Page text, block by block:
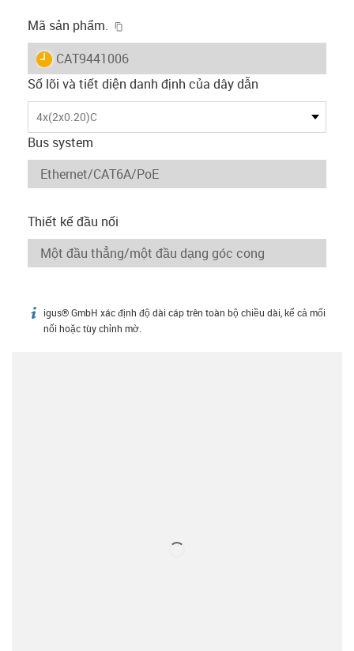
Mã sản phẩm.
igus-icon-lieferzeit
CAT9441006
Số lõi và tiết diện danh định của dây dẫn
4x(2x0.20)C
Bus system
Thiết kế đầu nối
igus-icon-info
igus® GmbH xác định độ dài cáp trên toàn bộ chiều dài, kể cả mối
nối hoặc tùy chỉnh mờ.